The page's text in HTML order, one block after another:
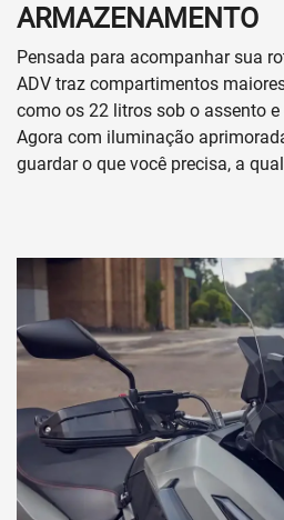
ARMAZENAMENTO
Pensada para acompanhar sua
ADV traz compartimentos
como os 22 litros sob o assento
Agora com iluminação
guardar o que você precisa, a